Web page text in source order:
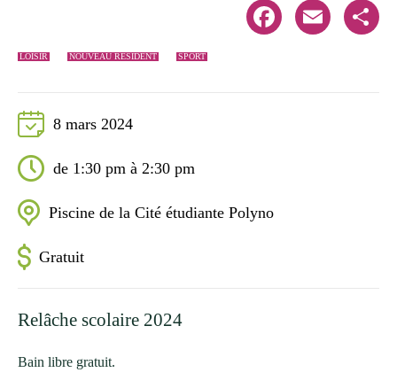
LOISIR NOUVEAU RÉSIDENT SPORT
Facebook Email Share
8 mars 2024
de 1:30 pm à 2:30 pm
Piscine de la Cité étudiante Polyno
Gratuit
Relâche scolaire 2024
Bain libre gratuit.